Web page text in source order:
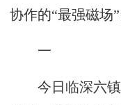
协作的“最强磁场”
一
今日临深六镇